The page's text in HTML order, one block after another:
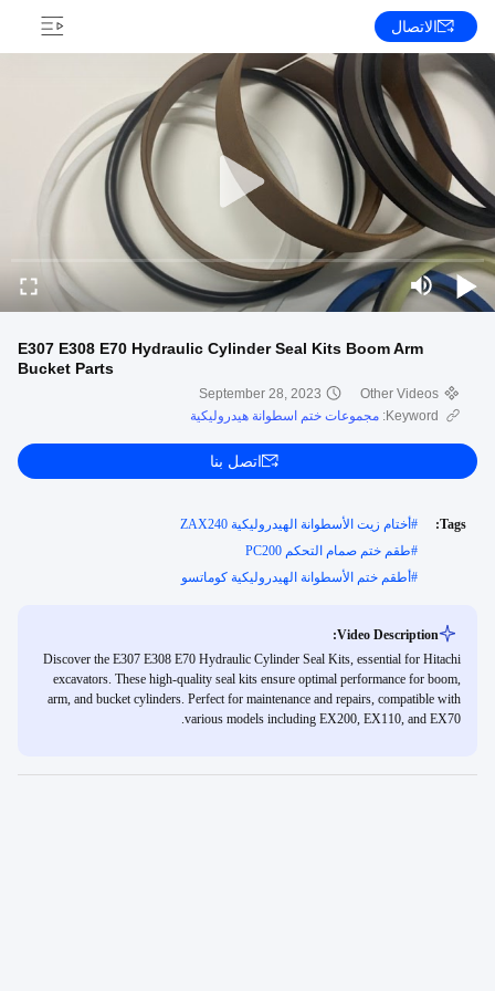
الاتصال
E307 E308 E70 Hydraulic Cylinder Seal Kits Boom Arm
Bucket Parts
Other Videos
September 28, 2023
Keyword: مجموعات ختم اسطوانة هيدروليكية
اتصل بنا
Tags:
# أختام زيت الأسطوانة الهيدروليكية ZAX240
#طقم ختم صمام التحكم PC200
# أطقم ختم الأسطوانة الهيدروليكية كوماتسو
Video Description:
Discover the E307 E308 E70 Hydraulic Cylinder Seal Kits, essential for Hitachi
excavators. These high-quality seal kits ensure optimal performance for boom,
arm, and bucket cylinders. Perfect for maintenance and repairs, compatible with
various models including EX200, EX110, and EX70.